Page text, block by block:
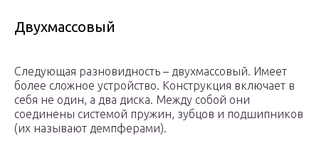
Двухмассовый
Следующая разновидность – двухмассовый. Имеет
более сложное устройство. Конструкция включает в
себя не один, а два диска. Между собой они
соединены системой пружин, зубцов и подшипников
(их называют демпферами).